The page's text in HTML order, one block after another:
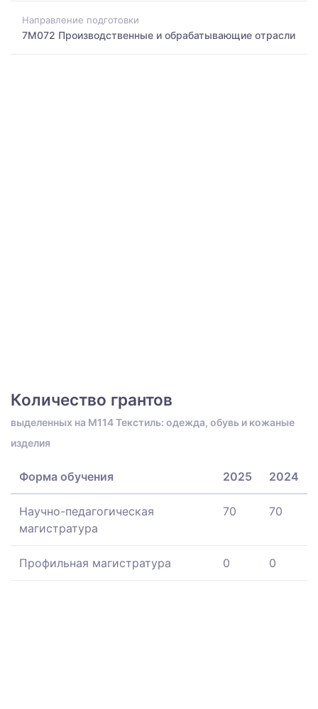
Направление подготовки
7M072 Производственные и обрабатывающие отрасли
Количество грантов
выделенных на M114 Текстиль: одежда, обувь и кожаные
изделия
Форма обучения 2025 2024
Научно-педагогическая
магистратура
70 70
Профильная магистратура 0 0